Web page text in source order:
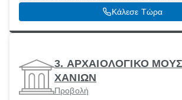
Κάλεσε Τώρα
3. ΑΡΧΑΙΟΛΟΓΙΚΟ
ΧΑΝΙΩΝ
Προβολή